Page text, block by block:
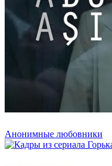
Анонимные любовники